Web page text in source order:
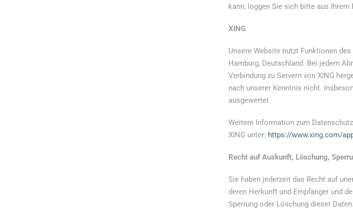
kann, loggen Sie sich bitte aus
XING
Unsere Website nutzt Funktionen
Hamburg, Deutschland. Bei jedem
Verbindung zu Servern von XING
nach unserer Kenntnis nicht.
ausgewertet.
Weitere Information zum
XING unter: https://www.xing.com/
Recht auf Auskunft, Löschung,
Sie haben jederzeit das Recht auf
deren Herkunft und Empfänger und
Sperrung oder Löschung dieser